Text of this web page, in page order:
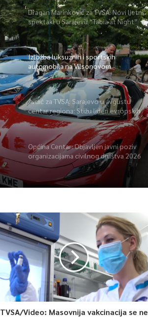
Dragan Marinković za TVSA: Novi ljetni
spektakl u Sarajevu “Tabia at Night”
Izložba luksuznih i sportskih
automobila na Vilsonovom
Avdić za TVSA: Sarajevo u avgustu
centar regiona: Stižu lideri evropskih
gradova
Općina Centar: Objavljen javni poziv
organizacijama civilnog društva 2026
TVSA/Video: Masovnija vakcinacija se ne